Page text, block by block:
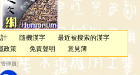
隨機漢字
最近被搜索的漢字
政策 免責聲明 意見簿
管理員 ）